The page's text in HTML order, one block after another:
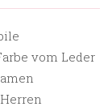
vom Leder